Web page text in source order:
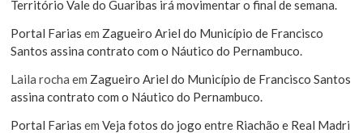
Território Vale do Guaribas irá movimentar o final de semana.
Portal Farias em Zagueiro Ariel do Município de Francisco
Santos assina contrato com o Náutico do Pernambuco.
Laila rocha em Zagueiro Ariel do Município de Francisco Santos
assina contrato com o Náutico do Pernambuco.
Portal Farias emVeja fotos do jogo entre Riachão e Real Madri